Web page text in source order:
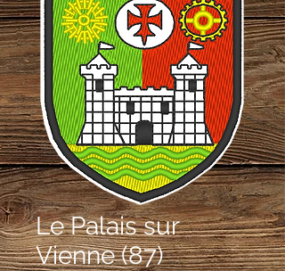
Le Palais sur
Vienne (87)